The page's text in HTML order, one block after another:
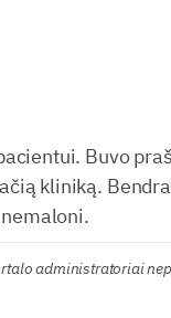
Buvo
kliniką.
administratoriai